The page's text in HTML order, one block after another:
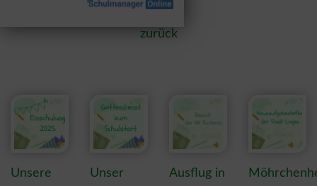
zurück
Unsere
Unser
Ausflug in